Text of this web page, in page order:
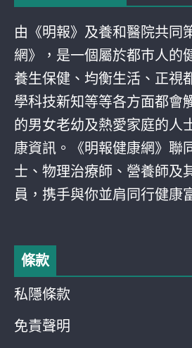
由《明報》及養和醫院共同
網》，是一個屬於都巿人的
養生保健、均衡生活、正視
學科技新知等等各方面都會
的男女老幼及熱愛家庭的人
康資訊。《明報健康網》聯
士、物理治療師、營養師及
員，携手與你並肩同行健康
條款
私隱條款
免責聲明